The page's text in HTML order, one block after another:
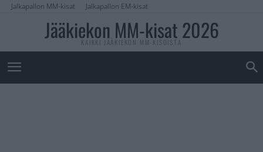
Jalkapallon MM-kisat Jalkapallon EM-kisat
Jääkiekon MM-kisat 2026
KAIKKI JÄÄKIEKON MM-KISOISTA